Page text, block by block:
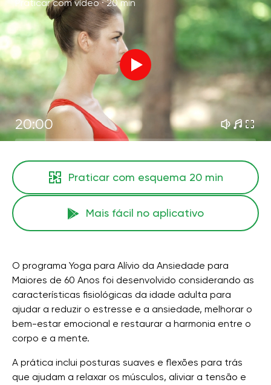
Praticar com vídeo ·20 min
20:00
Praticar com esquema 20 min
Mais fácil no aplicativo
O programa Yoga para Alívio da Ansiedade para
Maiores de 60 Anos foi desenvolvido considerando as
características fisiológicas da idade adulta para
ajudar a reduzir o estresse e a ansiedade, melhorar o
bem-estar emocional e restaurar a harmonia entre o
corpo e a mente.
A prática inclui posturas suaves e flexões para trás
que ajudam a relaxar os músculos, aliviar a tensão e